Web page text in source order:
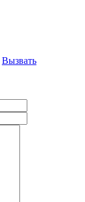
Вызвать